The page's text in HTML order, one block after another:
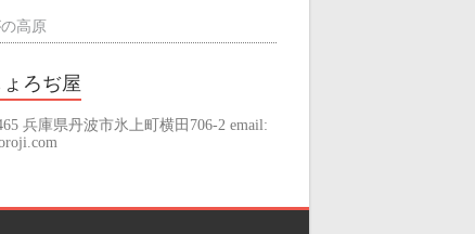
高原
ろぢ屋
兵庫県丹波市氷上町横田706-2 email: